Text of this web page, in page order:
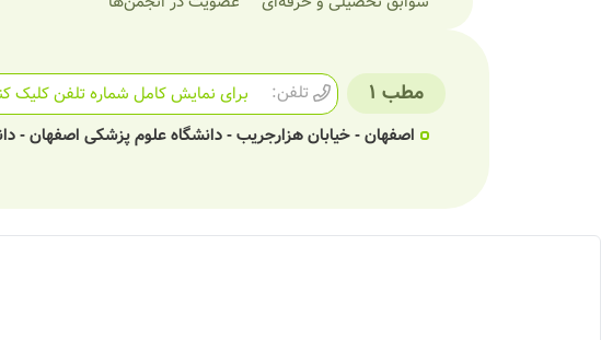
مطب 1 تلفن:
برای نمایش کامل شماره تلفن کلیک
اصفهان - خیابان هزارجریب - دانشگاه علوم پزشکی اصفهان -